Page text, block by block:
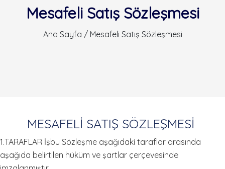
Mesafeli Satış Sözleşmesi
Ana Sayfa / Mesafeli Satış Sözleşmesi
MESAFELİ SATIŞ SÖZLEŞMESİ
1.TARAFLAR İşbu Sözleşme aşağıdaki taraflar arasında
aşağıda belirtilen hüküm ve şartlar çerçevesinde